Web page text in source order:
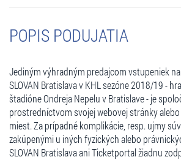
POPIS PODUJATIA
Jediným výhradným predajcom vstupeniek
SLOVAN Bratislava v KHL sezóne 2018/19 -
štadióne Ondreja Nepelu v Bratislave - je
prostredníctvom svojej webovej stránky
miest. Za prípadné komplikácie, resp. ujmy
zakúpenými u iných fyzických alebo
SLOVAN Bratislava ani Ticketportal žiadnu